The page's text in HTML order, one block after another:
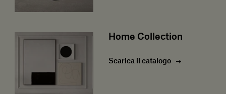
Home Collection
Scarica il catalogo